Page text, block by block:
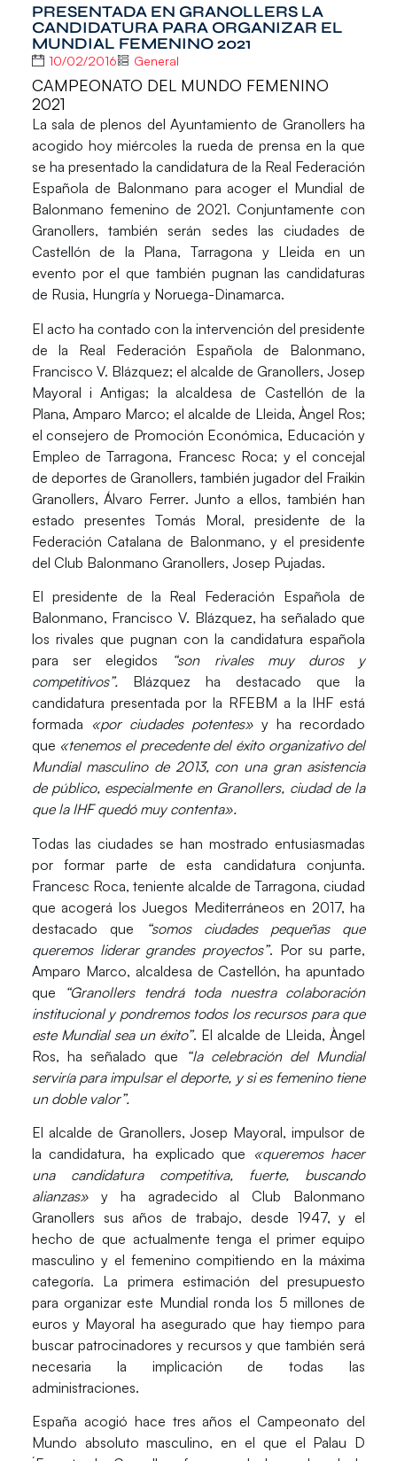
PRESENTADA EN GRANOLLERS LA
CANDIDATURA PARA ORGANIZAR EL
MUNDIAL FEMENINO 2021
10/02/2016 General
CAMPEONATO DEL MUNDO FEMENINO
2021
La sala de plenos del Ayuntamiento de Granollersha
acogido hoy miércoles la rueda de prensa en la que
se ha presentado la candidatura de la Real Federación
Española de Balonmano para acoger el Mundial de
Balonmano femenino de 2021. Conjuntamente con
Granollers, también serán sedes las ciudades de
Castellón de la Plana, Tarragona y Lleida en un
evento por el que también pugnan las candidaturas
de Rusia, Hungría y Noruega-Dinamarca.
El acto ha contado con la intervención del presidente
de la Real Federación Española de Balonmano,
Francisco V. Blázquez; el alcalde de Granollers,Josep
Mayoral i Antigas; la alcaldesa de Castellón de la
Plana,Amparo Marco; el alcalde de Lleida, Àngel Ros;
el consejero de Promoción Económica, Educación y
Empleo de Tarragona, Francesc Roca; y el concejal
de deportes de Granollers, también jugador del Fraikin
Granollers,Álvaro Ferrer. Junto a ellos, también han
estado presentes Tomás Moral, presidente de la
Federación Catalana de Balonmano, y el presidente
del Club Balonmano Granollers, Josep Pujadas.
El presidente de la Real Federación Española de
Balonmano, Francisco V. Blázquez, ha señalado que
los rivales que pugnan con la candidatura española
para ser elegidos
“son rivales muy duros y
competitivos”.
Blázquez ha destacado que la
candidatura presentada por la RFEBM a la IHF está
formada «por ciudades potentes» y ha recordado
que «tenemos el precedente del éxito organizativo del
Mundial masculino de 2013, con una gran asistencia
de público, especialmente en Granollers, ciudad de la
que la IHF quedó muy contenta».
Todas las ciudades se han mostrado entusiasmadas
por formar parte de esta candidatura conjunta.
Francesc Roca, teniente alcalde de Tarragona, ciudad
que acogerá los Juegos Mediterráneos en 2017, ha
destacado que “somos ciudades pequeñas que
queremos liderar grandes proyectos”. Por su parte,
Amparo Marco, alcaldesa de Castellón, ha apuntado
que
“Granollers tendrá toda nuestra colaboración
institucional y pondremos todos los recursos para que
este Mundial sea un éxito”. El alcalde de Lleida,Àngel
Ros, ha señalado que
“la celebración del Mundial
serviría para impulsar el deporte, y si es femenino tiene
un doble valor”.
El alcalde de Granollers,Josep Mayoral, impulsor de
la candidatura, ha explicado que «queremos hacer
una candidatura competitiva, fuerte, buscando
alianzas» y ha agradecido al Club Balonmano
Granollers sus años de trabajo, desde 1947, y el
hecho de que actualmente tenga el primer equipo
masculino y el femenino compitiendo en la máxima
categoría. La primera estimación del presupuesto
para organizar este Mundial ronda los 5 millones de
euros y Mayoral ha asegurado que hay tiempo para
buscar patrocinadores y recursos y que también será
necesaria la implicación de todas las
administraciones.
España acogió hace tres años el Campeonato del
Mundo absoluto masculino, en el que el Palau D